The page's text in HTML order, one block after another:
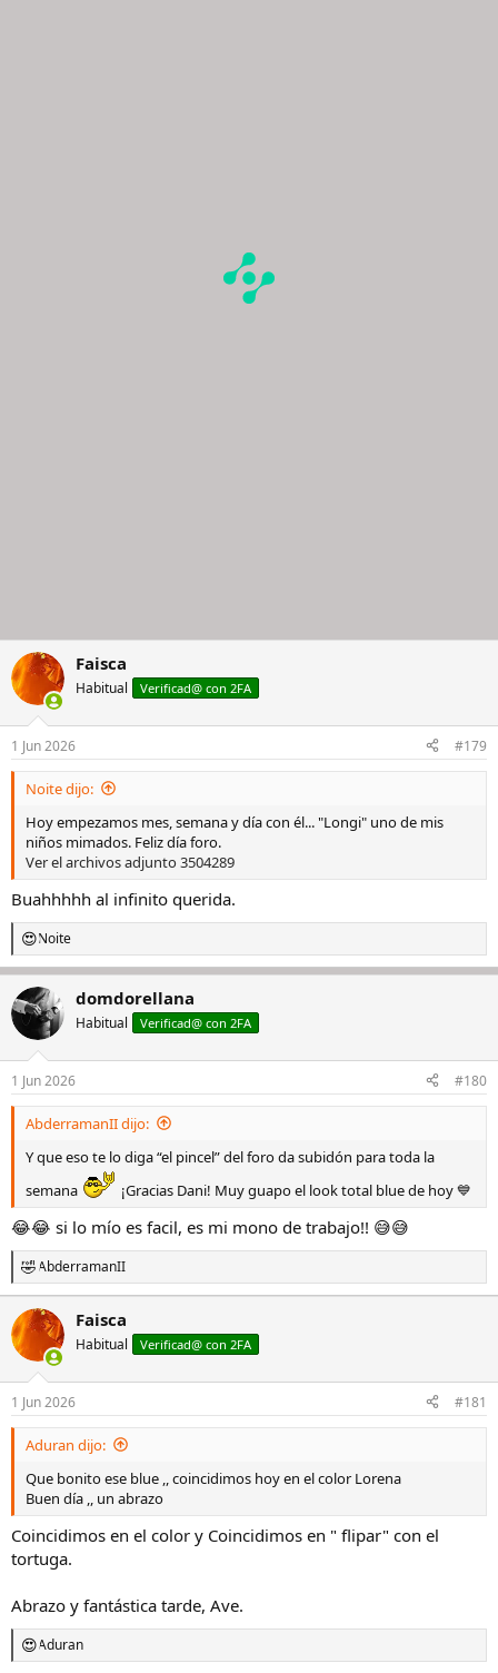
Faisca
Habitual Verificad@ con 2FA
1 Jun 2026 #179
Noite dijo:
Hoy empezamos mes, semana y día con él... "Longi" uno de mis
niños mimados. Feliz día foro.
Ver el archivos adjunto 3504289
Buahhhhh al infinito querida.
R
e
c
c
i
e
s
Noite
domdorellana
Habitual Verificad@ con 2FA
1 Jun 2026 #180
AbderramanII dijo:
Y que eso te lo diga “el pincel” del foro da subidón para toda la
semana
¡Gracias Dani! Muy guapo el look total blue de hoy 💙
😂😂 si lo mío es facil, es mi mono de trabajo!! 😅😅
R
e
a
c
c
o
n
e
AbderramanII
Faisca
Habitual Verificad@ con 2FA
1 Jun 2026 #181
Aduran dijo:
Que bonito ese blue ,, coincidimos hoy en el color Lorena
Buen día ,, un abrazo
Coincidimos en el color y Coincidimos en " flipar" con el
tortuga.
Abrazo y fantástica tarde, Ave.
R
Aduran